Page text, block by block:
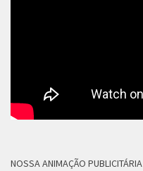
NOSSA ANIMAÇÃO PUBLICITÁRIA